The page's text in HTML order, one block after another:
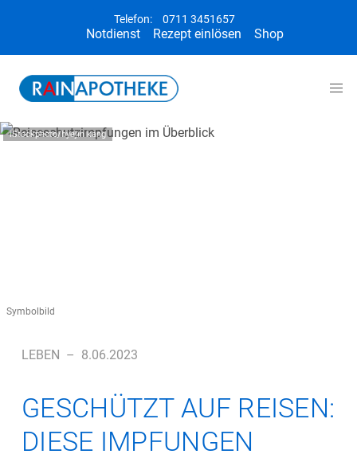
Telefon: 0711 3451657
Notdienst Rezept einlösen Shop
iStockphoto/hyejin kang
Symbolbild
LEBEN – 8.06.2023
GESCHÜTZT AUF REISEN:
DIESE IMPFUNGEN